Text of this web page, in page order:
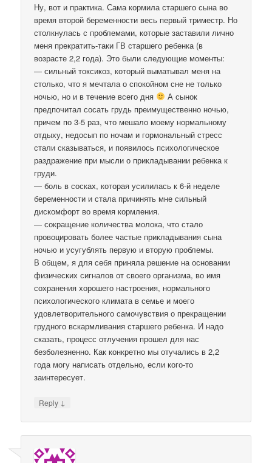
Ну, вот и практика. Сама кормила старшего сына во
время второй беременности весь первый триместр. Но
столкнулась с проблемами, которые заставили лично
меня прекратить-таки ГВ старшего ребенка (в
возрасте 2,2 года). Это были следующие моменты:
— сильный токсикоз, который выматывал меня на
столько, что я мечтала о спокойном сне не только
ночью, но и в течение всего дня
А сынок
предпочитал сосать грудь преимущественно ночью,
причем по 3-5 раз, что мешало моему нормальному
отдыху, недосып по ночам и гормональный стресс
стали сказываться, и появилось психологическое
раздражение при мысли о прикладывании ребенка к
груди.
— боль в сосках, которая усилилась к 6-й неделе
беременности и стала причинять мне сильный
дискомфорт во время кормления.
— сокращение количества молока, что стало
провоцировать более частые прикладывания сына
ночью и усугублять первую и вторую проблемы.
В общем, я для себя приняла решение на основании
физических сигналов от своего организма, во имя
сохранения хорошего настроения, нормального
психологического климата в семье и моего
удовлетворительного самочувствия о прекращении
грудного вскармливания старшего ребенка. И надо
сказать, процесс отлучения прошел для нас
безболезненно. Как конкретно мы отучались в 2,2
года могу написать отдельно, если кого-то
заинтересует.
Reply ↓